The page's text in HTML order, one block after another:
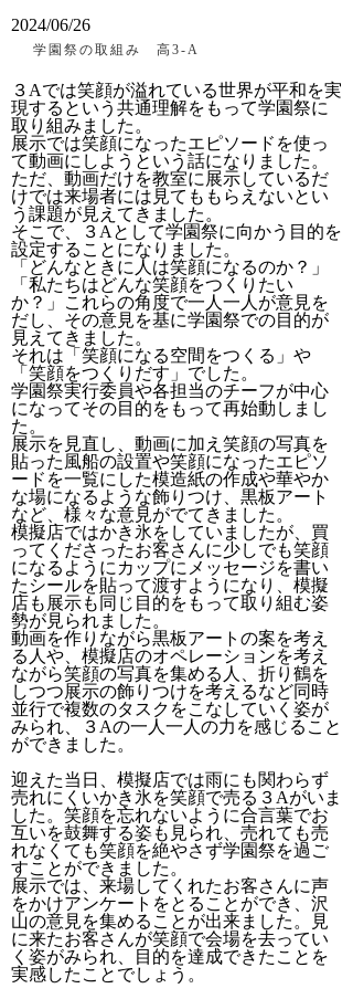
2024/06/26
学園祭の取組み 高3-A
３Aでは笑顔が溢れている世界が平和を実
現するという共通理解をもって学園祭に
取り組みました。
展示では笑顔になったエピソードを使っ
て動画にしようという話になりました。
ただ、動画だけを教室に展示しているだ
けでは来場者には見てももらえないとい
う課題が見えてきました。
そこで、３Aとして学園祭に向かう目的を
設定することになりました。
「どんなときに人は笑顔になるのか？」
「私たちはどんな笑顔をつくりたい
か？」これらの角度で一人一人が意見を
だし、その意見を基に学園祭での目的が
見えてきました。
それは「笑顔になる空間をつくる」や
「笑顔をつくりだす」でした。
学園祭実行委員や各担当のチーフが中心
になってその目的をもって再始動しまし
た。
展示を見直し、動画に加え笑顔の写真を
貼った風船の設置や笑顔になったエピソ
ードを一覧にした模造紙の作成や華やか
な場になるような飾りつけ、黒板アート
など、様々な意見がでてきました。
模擬店ではかき氷をしていましたが、買
ってくださったお客さんに少しでも笑顔
になるようにカップにメッセージを書い
たシールを貼って渡すようになり、模擬
店も展示も同じ目的をもって取り組む姿
勢が見られました。
動画を作りながら黒板アートの案を考え
る人や、模擬店のオペレーションを考え
ながら笑顔の写真を集める人、折り鶴を
しつつ展示の飾りつけを考えるなど同時
並行で複数のタスクをこなしていく姿が
みられ、３Aの一人一人の力を感じること
ができました。
迎えた当日、模擬店では雨にも関わらず
売れにくいかき氷を笑顔で売る３Aがいま
した。笑顔を忘れないように合言葉でお
互いを鼓舞する姿も見られ、売れても売
れなくても笑顔を絶やさず学園祭を過ご
すことができました。
展示では、来場してくれたお客さんに声
をかけアンケートをとることができ、沢
山の意見を集めることが出来ました。見
に来たお客さんが笑顔で会場を去ってい
く姿がみられ、目的を達成できたことを
実感したことでしょう。